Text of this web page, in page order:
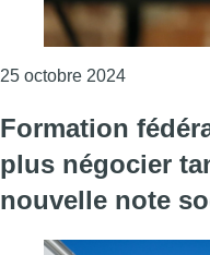
25 octobre 2024Consulter
Formation
plus négocier
nouvelle note